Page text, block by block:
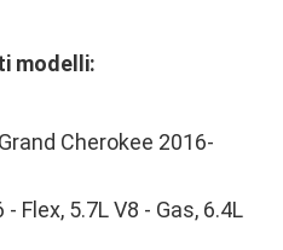
modelli:
Cherokee 2016-
Flex, 5.7L V8 - Gas, 6.4L